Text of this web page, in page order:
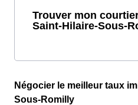
Trouver mon
Saint-Hilaire-Sous-
Négocier le meilleur taux
Sous-Romilly